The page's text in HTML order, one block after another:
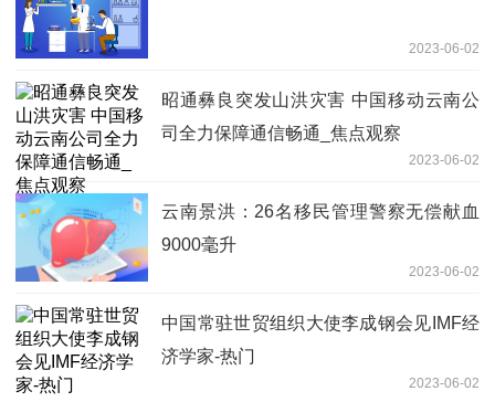
2023-06-02
昭通彝良突发山洪灾害 中国移动云南公
司全力保障通信畅通_焦点观察
2023-06-02
云南景洪：26名移民管理警察无偿献血
9000毫升
2023-06-02
中国常驻世贸组织大使李成钢会见IMF经
济学家-热门
2023-06-02